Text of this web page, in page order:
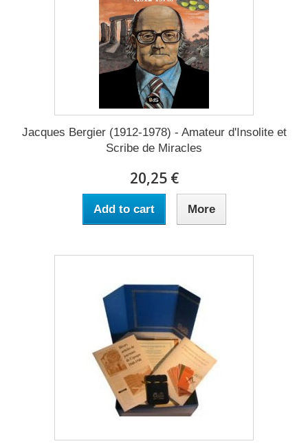
Jacques Bergier (1912-1978) - Amateur d'Insolite et
Scribe de Miracles
20,25 €
Add to cart More